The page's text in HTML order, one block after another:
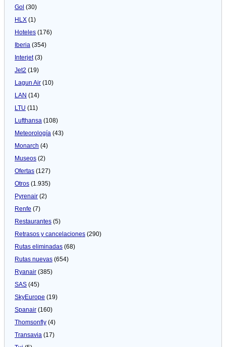
Gol (30)
HLX (1)
Hoteles (176)
Iberia (354)
Interjet(3)
Jet2 (19)
Lagun Air (10)
LAN (14)
LTU (11)
Lufthansa (108)
Meteorologí­a (43)
Monarch (4)
Museos (2)
Ofertas (127)
Otros (1.935)
Pyrenair (2)
Renfe (7)
Restaurantes (5)
Retrasos y cancelaciones (290)
Rutas eliminadas (68)
Rutas nuevas (654)
Ryanair (385)
SAS (45)
SkyEurope (19)
Spanair (160)
Thomsonfly (4)
Transavia (17)